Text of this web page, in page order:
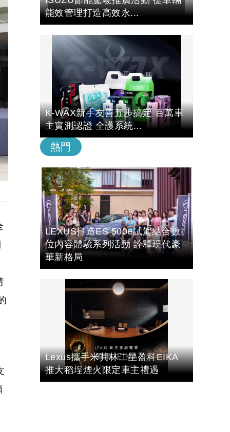
能效管理打造高效永...
K-WAX新手友善五步搞定 百萬車
主實測認證 全護系統...
熱門
LEXUS打造ES 500e試駕結合數
位內容體驗系列活動 詮釋現代豪
華新格局
Lexus攜手米其林二星盈科EIKA
推大稻埕煙火限定車主禮遇